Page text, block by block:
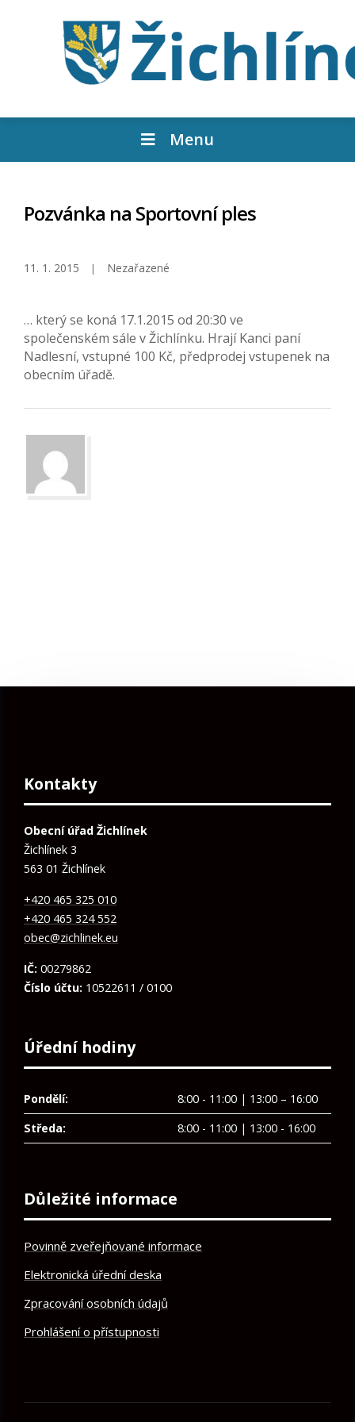
Menu
Pozvánka na Sportovní ples
11. 1. 2015 Nezařazené
… který se koná 17.1.2015 od 20:30 ve
společenském sále v Žichlínku. Hrají Kanci paní
Nadlesní, vstupné 100 Kč, předprodej vstupenek na
obecním úřadě.
Kontakty
Obecní úřad Žichlínek
Žichlínek 3
563 01 Žichlínek
+420 465 325 010
+420 465 324 552
obec@zichlinek.eu
IČ: 00279862
Číslo účtu: 10522611 / 0100
Úřední hodiny
Pondělí:
8:00 - 11:00 | 13:00 – 16:00
Středa:
8:00 - 11:00 | 13:00 - 16:00
Důležité informace
Povinně zveřejňované informace
Elektronická úřední deska
Zpracování osobních údajů
Prohlášení o přístupnosti